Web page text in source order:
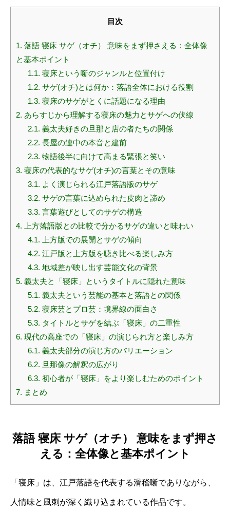
目次
1. 落語 寝床 サゲ（オチ） 意味をまず押さえる：全体像
と基本ポイント
1.1. 寝床という噺のジャンルと位置付け
1.2. サゲ(オチ)とは何か：落語全体における役割
1.3. 寝床のサゲがとくに話題になる理由
2. あらすじから理解する寝床の魅力とサゲへの伏線
2.1. 義太夫好きの旦那と店の者たちの関係
2.2. 長屋の連中の本音と建前
2.3. 物語後半に向けて高まる緊張と笑い
3. 寝床の代表的なサゲ(オチ)の言葉とその意味
3.1. よく演じられる江戸落語版のサゲ
3.2. サゲの言葉に込められた皮肉と諦め
3.3. 言葉遊びとしてのサゲの構造
4. 上方落語版との比較で分かるサゲの違いと味わい
4.1. 上方版での展開とサゲの傾向
4.2. 江戸版と上方版を聴き比べる楽しみ方
4.3. 地域差が映し出す芸能文化の背景
5. 義太夫と「寝床」というタイトルに隠れた意味
5.1. 義太夫という芸能の基本と落語との関係
5.2. 寝床芸とプロ芸：境界線の面白さ
5.3. タイトルとサゲを結ぶ「寝床」の二重性
6. 現代の高座での「寝床」の演じられ方と楽しみ方
6.1. 義太夫部分の演じ方のバリエーション
6.2. 旦那像の解釈の広がり
6.3. 初心者が「寝床」をより楽しむためのポイント
7. まとめ
落語 寝床 サゲ（オチ） 意味をまず押さ
える：全体像と基本ポイント
「寝床」は、江戸落語を代表する滑稽噺でありながら、
人情味と風刺が深く織り込まれている作品です。